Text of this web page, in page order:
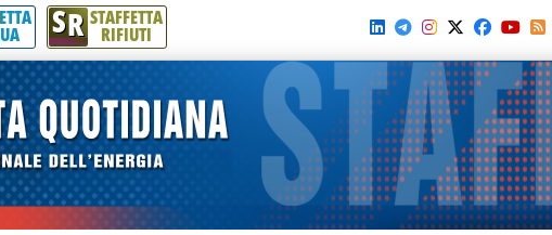
SR STAFFETTA
RIFIUTI